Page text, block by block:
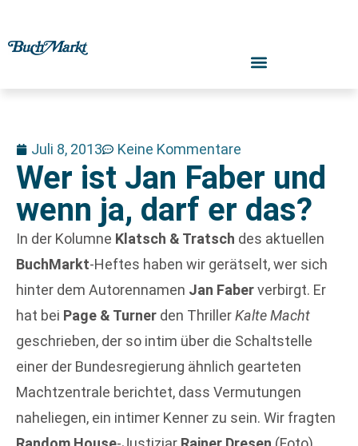
Juli 8, 2013 Keine Kommentare
Wer ist Jan Faber und
wenn ja, darf er das?
In der Kolumne Klatsch & Tratsch des aktuellen
BuchMarkt-Heftes haben wir gerätselt, wer sich
hinter dem Autorennamen Jan Faberverbirgt. Er
hat bei Page & Turner den ThrillerKalte Macht
geschrieben, der so intim über die Schaltstelle
einer der Bundesregierung ähnlich gearteten
Machtzentrale berichtet, dass Vermutungen
naheliegen, ein intimer Kenner zu sein. Wir fragten